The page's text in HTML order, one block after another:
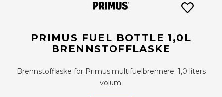
PRIMUS FUEL BOTTLE 1,0L
BRENNSTOFFLASKE
Brennstofflaske for Primus multifuelbrennere. 1,0 liters
volum.